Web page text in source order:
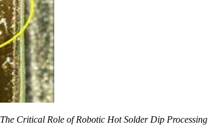
The Critical Role of Robotic Hot Solder Dip Processing